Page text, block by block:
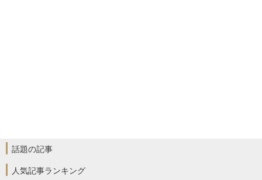
話題の記事
人気記事ランキング